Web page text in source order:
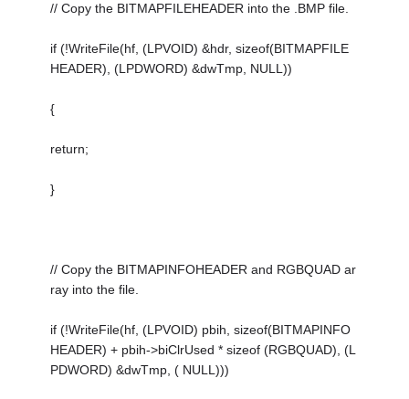
// Copy the BITMAPFILEHEADER into the .BMP file.
if (!WriteFile(hf, (LPVOID) &hdr, sizeof(BITMAPFILE
HEADER), (LPDWORD) &dwTmp, NULL))
{
return;
}
// Copy the BITMAPINFOHEADER and RGBQUAD ar
ray into the file.
if (!WriteFile(hf, (LPVOID) pbih, sizeof(BITMAPINFO
HEADER) + pbih->biClrUsed * sizeof (RGBQUAD), (L
PDWORD) &dwTmp, ( NULL)))